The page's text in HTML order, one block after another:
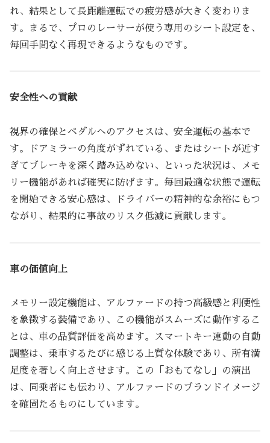
れ、結果として長距離運転での疲労感が大きく変わりま
す。まるで、プロのレーサーが使う専用のシート設定を、
毎回手間なく再現できるようなものです。
安全性への貢献
視界の確保とペダルへのアクセスは、安全運転の基本で
す。ドアミラーの角度がずれている、またはシートが近す
ぎてブレーキを深く踏み込めない、といった状況は、メモ
リー機能があれば確実に防げます。毎回最適な状態で運転
を開始できる安心感は、ドライバーの精神的な余裕にもつ
ながり、結果的に事故のリスク低減に貢献します。
車の価値向上
メモリー設定機能は、アルファードの持つ高級感と利便性
を象徴する装備であり、この機能がスムーズに動作するこ
とは、車の品質評価を高めます。スマートキー連動の自動
調整は、乗車するたびに感じる上質な体験であり、所有満
足度を著しく向上させます。この「おもてなし」の演出
は、同乗者にも伝わり、アルファードのブランドイメージ
を確固たるものにしています。